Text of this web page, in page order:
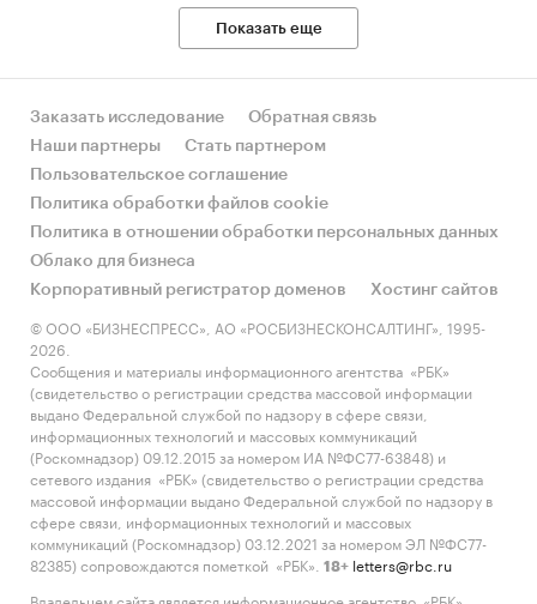
Показать еще
Заказать исследование
Обратная связь
Наши партнеры
Стать партнером
Пользовательское соглашение
Политика обработки файлов cookie
Политика в отношении обработки персональных данных
Облако для бизнеса
Корпоративный регистратор доменов
Хостинг сайтов
© ООО «БИЗНЕСПРЕСС», АО «РОСБИЗНЕСКОНСАЛТИНГ», 1995-
2026.
Сообщения и материалы информационного агентства «РБК»
(свидетельство о регистрации средства массовой информации
выдано Федеральной службой по надзору в сфере связи,
информационных технологий и массовых коммуникаций
(Роскомнадзор) 09.12.2015 за номером ИА №ФС77-63848) и
сетевого издания «РБК» (свидетельство о регистрации средства
массовой информации выдано Федеральной службой по надзору в
сфере связи, информационных технологий и массовых
коммуникаций (Роскомнадзор) 03.12.2021 за номером ЭЛ №ФС77-
82385) сопровождаются пометкой «РБК».
18+ letters@rbc.ru